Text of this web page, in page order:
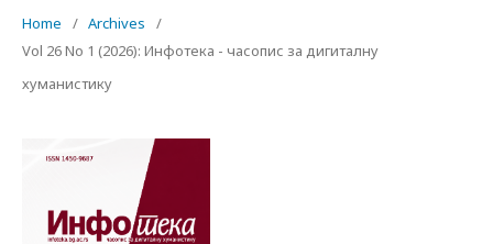
Home / Archives
/
Vol 26 No 1 (2026): Инфотека - часопис за дигиталну
хуманистику